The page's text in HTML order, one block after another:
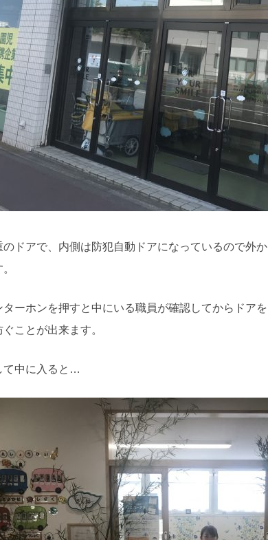
のドアで、内側は防犯自動ドアになっているので外
ターホンを押すと中にいる職員が確認してからドア
ぐことが出来ます。
て中に入ると…